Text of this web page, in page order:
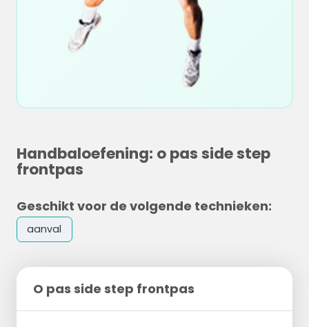
Handbaloefening: o pas side step
frontpas
Geschikt voor de volgende technieken:
aanval
O pas side step frontpas